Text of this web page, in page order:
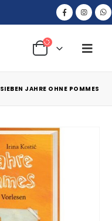
SIEBEN JAHRE OHNE POMMES